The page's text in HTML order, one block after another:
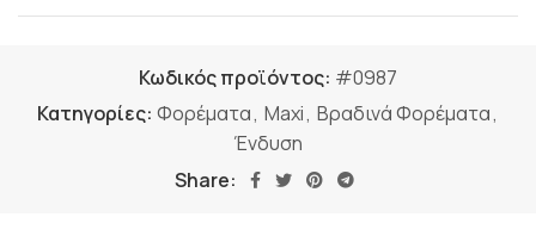
Κωδικός προϊόντος: #0987
Κατηγορίες: Φορέματα, Maxi, Βραδινά Φορέματα,
Ένδυση
Share: